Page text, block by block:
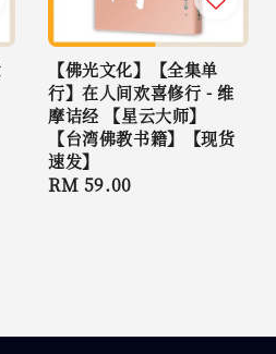
【佛光文化】【全集单
行】在人间欢喜修行 - 维
摩诘经 【星云大师】
【台湾佛教书籍】【现货
速发】
Regular
RM 59.00